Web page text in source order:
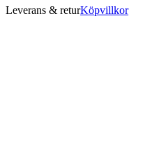
Leverans & returKöpvillkor